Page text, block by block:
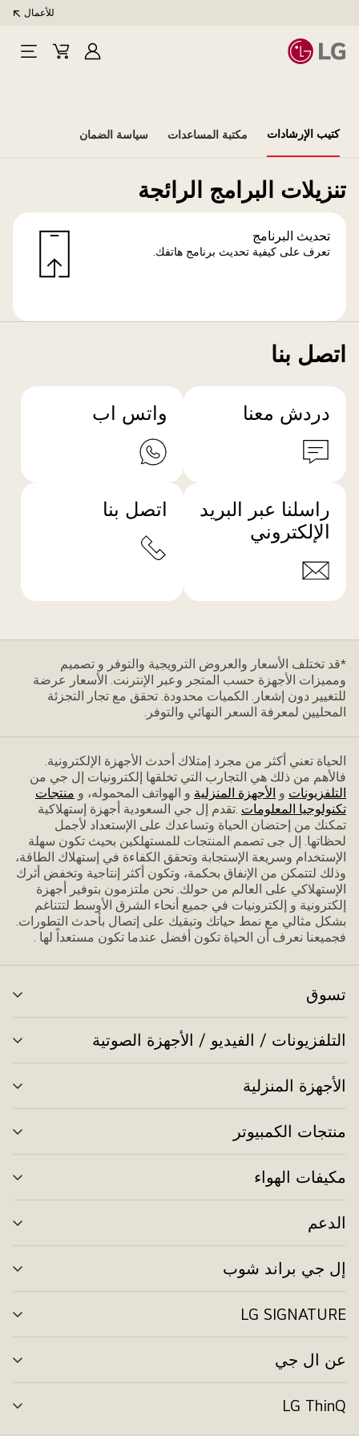
للأعمال
تسجيلCart
Open
كتيب الإرشادات مكتبة المساعدات سياسة الضمان
تنزيلات البرامج الرائجة
تحديث البرنامج
تعرف على كيفية تحديث برنامج هاتفك.
اتصل بنا
دردش معنا واتس اب
راسلنا عبر البريد
الإلكتروني
اتصل بنا
*قد تختلف الأسعار والعروض الترويجية والتوفر و تصميم
ومميزات الأجهزة حسب المتجر وعبر الإنترنت. الأسعار عرضة
للتغيير دون إشعار. الكميات محدودة. تحقق مع تجار التجزئة
المحليين لمعرفة السعر النهائي والتوفر.
الحياة تعني أكثر من مجرد إمتلاك أحدث الأجهزة الإلكترونية.
فاﻷهم من ذلك هي التجارب التي تخلقها إلكترونيات إل جي من
التلفزيونات و الأجهزة المنزلية و الهواتف المحموله، و منتجات
تكنولوجيا المعلومات .تقدم إل جي السعودية أجهزة إستهلاكية
تمكنك من إحتضان الحياة وتساعدك على الإستعداد ﻷجمل
لحظاتها. إل جى تصمم المنتجات للمستهلكين بحيث تكون سهلة
الإستخدام وسريعة الإستجابة وتحقق الكفاءة في إستهلاك الطاقة،
وذلك لتتمكن من الإنفاق بحكمة، وتكون أكثر إنتاجية وتخفض أثرك
الإستهلاكي على العالم من حولك. نحن ملتزمون بتوفير أجهزة
إلكترونية و إلكترونيات في جميع أنحاء الشرق الأوسط لتتناغم
بشكل مثالي مع نمط حياتك وتبقيك على إتصال بأحدث التطورات.
فجميعنا نعرف أن الحياة تكون أفضل عندما تكون مستعداً لها .
تسوق
التلفزيونات / الفيديو / الأجهزة الصوتية
الأجهزة المنزلية
منتجات الكمبيوتر
مكيفات الهواء
الدعم
إل جي براند شوب
LG SIGNATURE
عن ال جي
LG ThinQ